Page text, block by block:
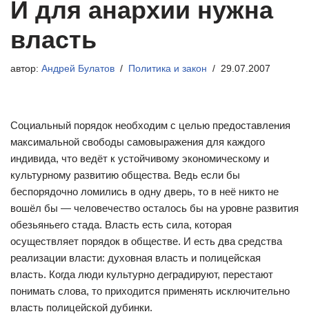
И для анархии нужна
власть
автор: Андрей Булатов Политика и закон 29.07.2007
Социальный порядок необходим с целью предоставления
максимальной свободы самовыражения для каждого
индивида, что ведёт к устойчивому экономическому и
культурному развитию общества. Ведь если бы
беспорядочно ломились в одну дверь, то в неё никто не
вошёл бы — человечество осталось бы на уровне развития
обезьяньего стада. Власть есть сила, которая
осуществляет порядок в обществе. И есть два средства
реализации власти: духовная власть и полицейская
власть. Когда люди культурно деградируют, перестают
понимать слова, то приходится применять исключительно
власть полицейской дубинки.